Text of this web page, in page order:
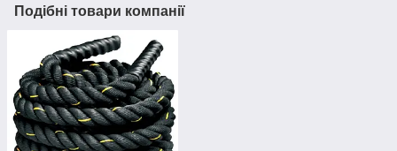
Подібні товари компанії